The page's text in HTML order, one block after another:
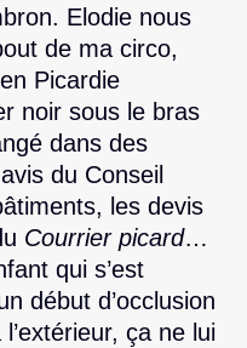
Elodie nous
de ma circo,
Picardie
noir sous le bras
dans des
du Conseil
les devis
Courrier picard…
qui s’est
début d’occlusion
ça ne lui